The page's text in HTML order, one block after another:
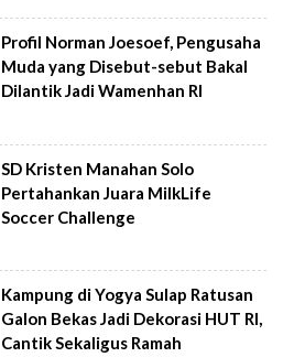
Profil Norman Joesoef, Pengusaha
Muda yang Disebut-sebut Bakal
Dilantik Jadi Wamenhan RI
SD Kristen Manahan Solo
Pertahankan Juara MilkLife
Soccer Challenge
Kampung di Yogya Sulap Ratusan
Galon Bekas Jadi Dekorasi HUT RI,
Cantik Sekaligus Ramah